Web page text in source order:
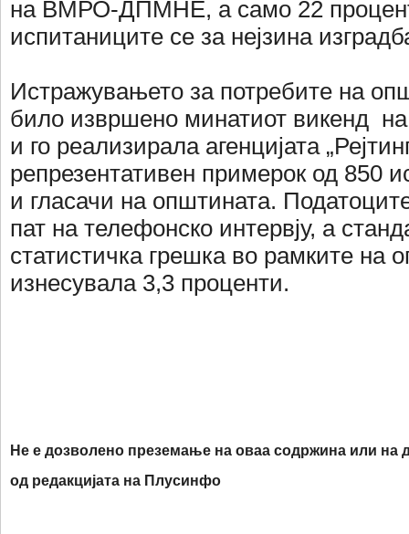
на ВМРО-ДПМНЕ, а само 22
испитаниците се за нејзина
Истражувањето за потребите на
било извршено минатиот викенд
и го реализирала агенцијата
репрезентативен примерок од 850
и гласачи на општината.
пат на телефонско интервју, а
статистичка грешка во рамките на
изнесувала 3,3 проценти.
Не е дозволено преземање на оваа содржина или на
од редакцијата на Плусинфо